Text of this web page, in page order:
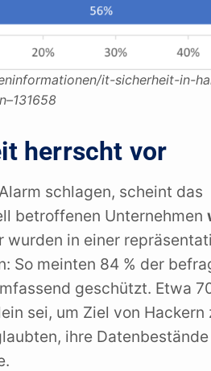
it-sicherheit-in-
herrscht vor
schlagen, scheint das
betroffenen Unternehmen
wurden in einer
So meinten 84 % der
geschützt. Etwa
sei, um Ziel von Hackern
ihre